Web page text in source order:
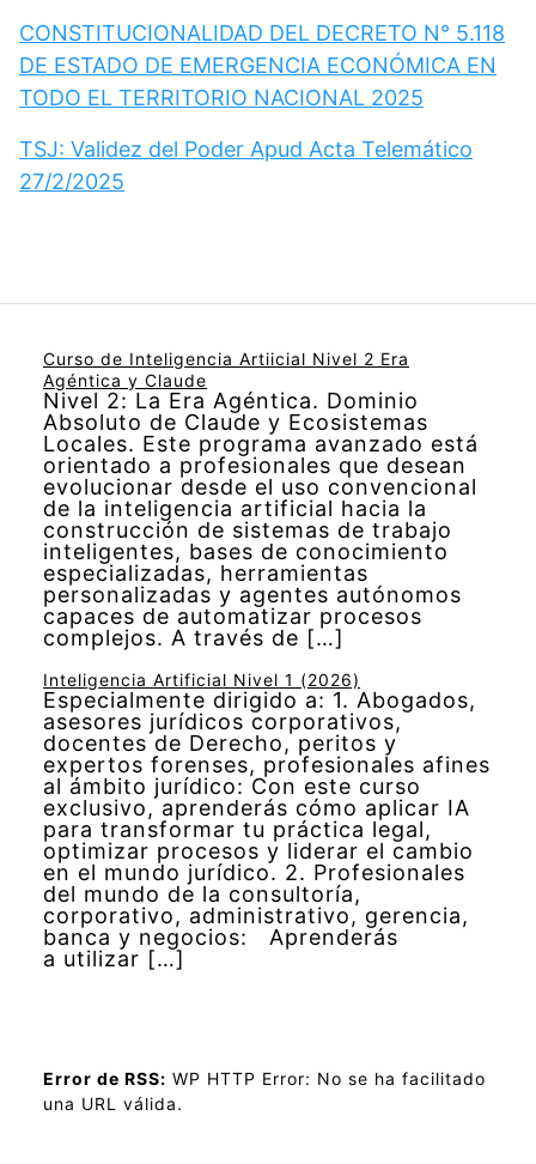
CONSTITUCIONALIDAD DEL DECRETO N° 5.118
DE ESTADO DE EMERGENCIA ECONÓMICA EN
TODO EL TERRITORIO NACIONAL 2025
TSJ: Validez del Poder Apud Acta Telemático
27/2/2025
Curso de Inteligencia Artiicial Nivel 2 Era
Agéntica y Claude
Nivel 2: La Era Agéntica. Dominio
Absoluto de Claude y Ecosistemas
Locales. Este programa avanzado está
orientado a profesionales que desean
evolucionar desde el uso convencional
de la inteligencia artificial hacia la
construcción de sistemas de trabajo
inteligentes, bases de conocimiento
especializadas, herramientas
personalizadas y agentes autónomos
capaces de automatizar procesos
complejos. A través de […]
Inteligencia Artificial Nivel 1 (2026)
Especialmente dirigido a: 1. Abogados,
asesores jurídicos corporativos,
docentes de Derecho, peritos y
expertos forenses, profesionales afines
al ámbito jurídico: Con este curso
exclusivo, aprenderás cómo aplicar IA
para transformar tu práctica legal,
optimizar procesos y liderar el cambio
en el mundo jurídico. 2. Profesionales
del mundo de la consultoría,
corporativo, administrativo, gerencia,
banca y negocios: Aprenderás
a utilizar […]
Error de RSS: WP HTTP Error: No se ha facilitado
una URL válida.